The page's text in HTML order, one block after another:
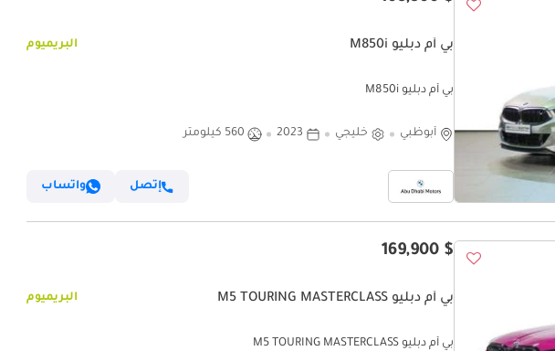
بي أم دبليو M850i البريميوم
بي أم دبليو M850i
أبوظبي خليجي 2023 560 كيلومتر
إتصل واتساب
$ 169,900
بي أم دبليو M5 TOURING MASTERCLASS البريميوم
بي أم دبليو M5 TOURING MASTERCLASS